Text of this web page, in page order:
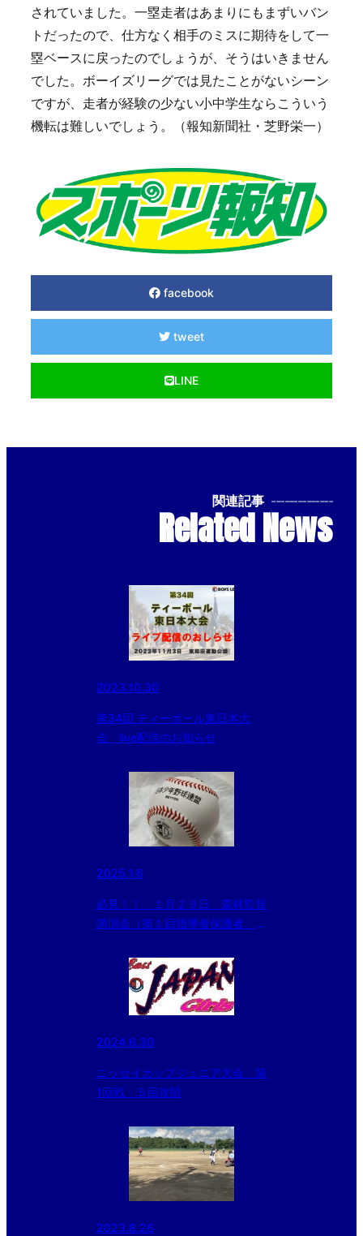
されていました。一塁走者はあまりにもまずいバン
トだったので、仕方なく相手のミスに期待をして一
塁ベースに戻ったのでしょうが、そうはいきません
でした。ボーイズリーグでは見たことがないシーン
ですが、走者が経験の少ない小中学生ならこういう
機転は難しいでしょう。（報知新聞社・芝野栄一）
facebook
tweet
LINE
関連記事 --------------
Related News
2023.10.30
第34回 ティーボール東日本大
会 live配信のお知らせ
2025.1.6
必見！！ １月２９日 森林監督
講演会（第１回指導者保護者 勉
2024.6.30
ニッセイカップジュニア大会 第
1回戦 ５回攻防
2023.8.26